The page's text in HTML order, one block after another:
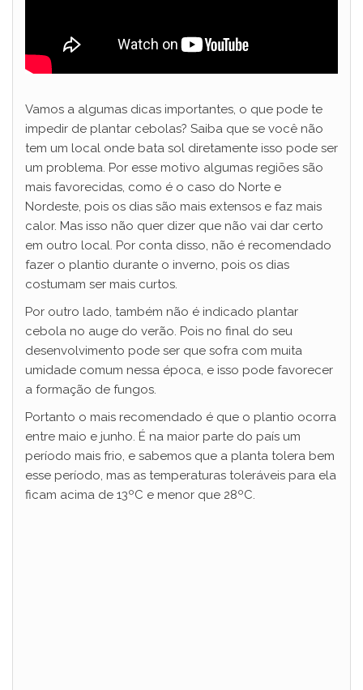
Vamos a algumas dicas importantes, o que pode te
impedir de plantar cebolas? Saiba que se você não
tem um local onde bata sol diretamente isso pode ser
um problema. Por esse motivo algumas regiões são
mais favorecidas, como é o caso do Norte e
Nordeste, pois os dias são mais extensos e faz mais
calor. Mas isso não quer dizer que não vai dar certo
em outro local. Por conta disso, não é recomendado
fazer o plantio durante o inverno, pois os dias
costumam ser mais curtos.
Por outro lado, também não é indicado plantar
cebola no auge do verão. Pois no final do seu
desenvolvimento pode ser que sofra com muita
umidade comum nessa época, e isso pode favorecer
a formação de fungos.
Portanto o mais recomendado é que o plantio ocorra
entre maio e junho. É na maior parte do país um
período mais frio, e sabemos que a planta tolera bem
esse período, mas as temperaturas toleráveis para ela
ficam acima de 13ºC e menor que 28ºC.